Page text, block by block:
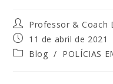
Professor & Coach
11 de abril de 2021
Blog / POLÍCIAS